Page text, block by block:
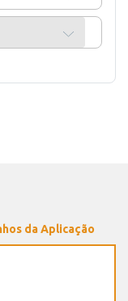
da Aplicação